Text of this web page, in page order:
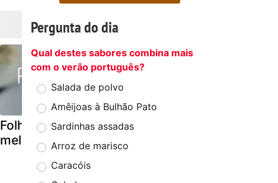
Folhados de
mel
Salada waldorf
- claudia's
kingdom
Pergunta do dia
Qual destes sabores combina mais
com o verão português?
Salada de polvo
Amêijoas à Bulhão Pato
Sardinhas assadas
Arroz de marisco
Caracóis